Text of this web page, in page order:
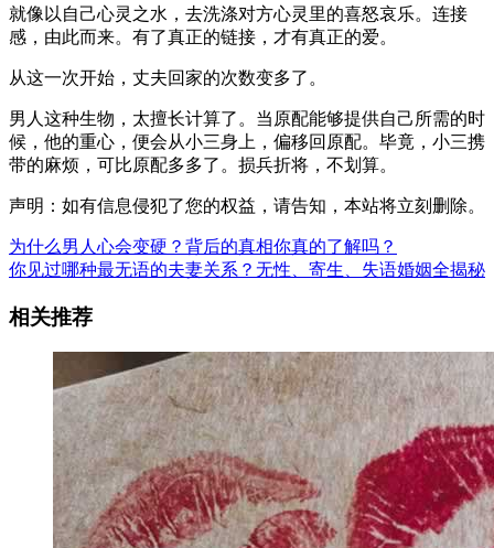
就像以自己心灵之水，去洗涤对方心灵里的喜怒哀乐。连接
感，由此而来。有了真正的链接，才有真正的爱。
从这一次开始，丈夫回家的次数变多了。
男人这种生物，太擅长计算了。当原配能够提供自己所需的时
候，他的重心，便会从小三身上，偏移回原配。毕竟，小三携
带的麻烦，可比原配多多了。损兵折将，不划算。
声明：如有信息侵犯了您的权益，请告知，本站将立刻删除。
为什么男人心会变硬？背后的真相你真的了解吗？
你见过哪种最无语的夫妻关系？无性、寄生、失语婚姻全揭秘
相关推荐